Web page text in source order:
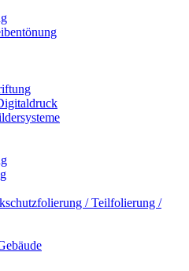
/ Teilfolierung /